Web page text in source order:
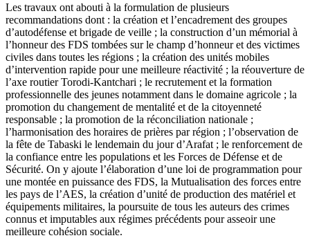
Les travaux ont abouti à la formulation de plusieurs
recommandations dont : la création et l’encadrement des groupes
d’autodéfense et brigade de veille ; la construction d’un mémorial à
l’honneur des FDS tombées sur le champ d’honneur et des victimes
civiles dans toutes les régions ; la création des unités mobiles
d’intervention rapide pour une meilleure réactivité ; la réouverture de
l’axe routier Torodi-Kantchari ; le recrutement et la formation
professionnelle des jeunes notamment dans le domaine agricole ; la
promotion du changement de mentalité et de la citoyenneté
responsable ; la promotion de la réconciliation nationale ;
l’harmonisation des horaires de prières par région ; l’observation de
la fête de Tabaski le lendemain du jour d’Arafat ; le renforcement de
la confiance entre les populations et les Forces de Défense et de
Sécurité. On y ajoute l’élaboration d’une loi de programmation pour
une montée en puissance des FDS, la Mutualisation des forces entre
les pays de l’AES, la création d’unité de production des matériel et
équipements militaires, la poursuite de tous les auteurs des crimes
connus et imputables aux régimes précédents pour asseoir une
meilleure cohésion sociale.